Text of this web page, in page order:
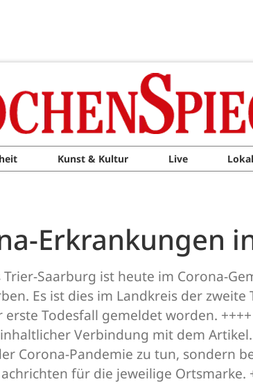
Kunst & Kultur Live
Erkrankungen
Saarburg ist heute im Corona-
Es ist dies im Landkreis der
Todesfall gemeldet worden.
Verbindung mit dem
Corona-Pandemie zu tun, sondern
für die jeweilige Ortsmarke.